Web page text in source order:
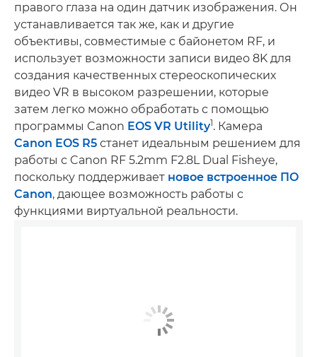
правого глаза на один датчик изображения. Он
устанавливается так же, как и другие
объективы, совместимые с байонетом RF, и
использует возможности записи видео 8K для
создания качественных стереоскопических
видео VR в высоком разрешении, которые
затем легко можно обработать с помощью
программы Canon EOS VR Utility1. Камера
Canon EOS R5 станет идеальным решением для
работы с Canon RF 5.2mm F2.8L Dual Fisheye,
поскольку поддерживает новое встроенное ПО
Canon, дающее возможность работы с
функциями виртуальной реальности.